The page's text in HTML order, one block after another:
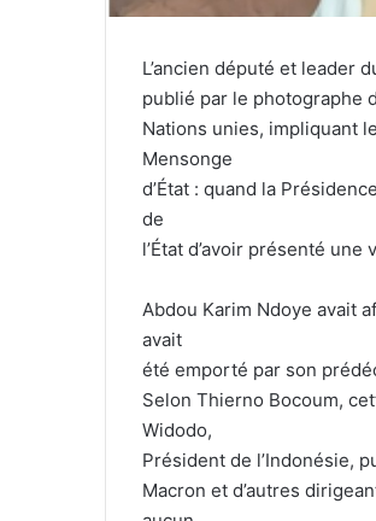
L’ancien député et leader
publié par le photographe
Nations unies, impliquant
Mensonge
d’État : quand la
de
l’État d’avoir présenté
Abdou Karim Ndoye avait
avait
été emporté par son
Selon Thierno Bocoum,
Widodo,
Président de l’Indonésie,
Macron et d’autres